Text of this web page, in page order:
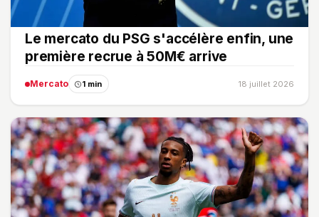
Le mercato du PSG s'accélère enfin, une
première recrue à 50M€ arrive
Mercato 1 min 18 juillet 2026